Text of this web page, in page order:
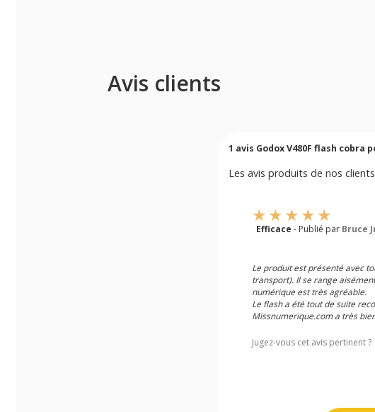
Avis clients
1 avis Godox V480F flash cobra
Les avis produits de nos
Efficace - Publié par Bruce
Le produit est présenté avec
transport). Il se range
numérique est très agréable.
Le flash a été tout de suite
Missnumerique.com a très
Jugez-vous cet avis pertinent ?